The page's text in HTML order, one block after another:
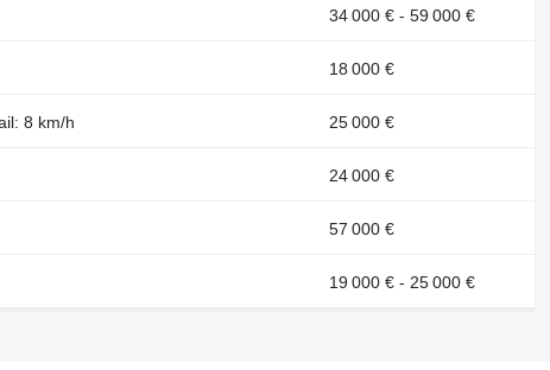
34 000 € - 59 000 €
18 000 €
8 km/h 25 000 €
24 000 €
57 000 €
19 000 € - 25 000 €